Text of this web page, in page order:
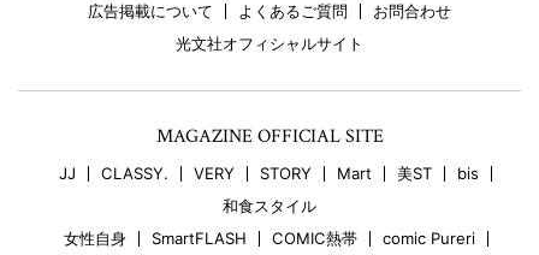
広告掲載について
よくあるご質問
お問合わせ
光文社オフィシャルサイト
MAGAZINE OFFICIAL SITE
JJ CLASSY. VERY STORY Mart 美ST
bis
和食スタイル
女性自身
SmartFLASH COMIC熱帯 comic Pureri